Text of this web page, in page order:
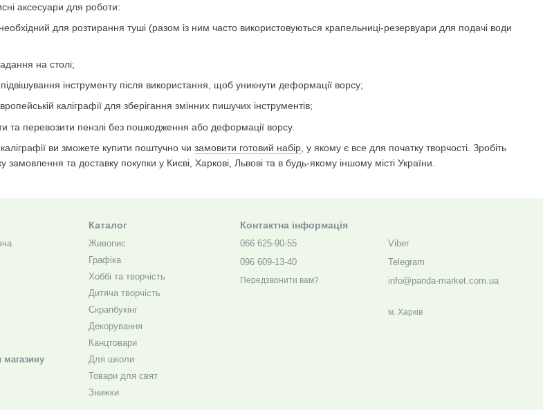
аксесуари для роботи:
для розтирання туші (разом із ним часто використовуються крапельниці-резервуари для подачі води
на столі;
інструменту після використання, щоб уникнути деформації ворсу;
каліграфії для зберігання змінних пишучих інструментів;
та перевозити пензлі без пошкодження або деформації ворсу.
ви зможете купити поштучно чи замовити готовий набір , у якому є все для початку творчості. Зробіть
та доставку покупки у Києві, Харкові, Львові та в будь-якому іншому місті України.
магазину
Каталог
Живопис
Графіка
Хоббі та творчість
Дитяча творчість
Скрапбукінг
Декорування
Канцтовари
Для школи
Товари для свят
Знижки
Контактна інформація
066 625-90-55
096 609-13-40
Передзвонити вам?
Viber
Telegram
info@panda-market.com.ua
м. Харкiв